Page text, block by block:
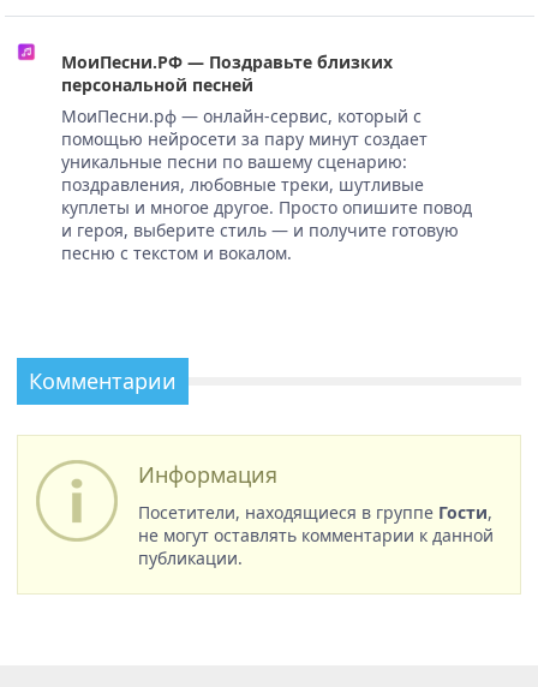
МоиПесни.РФ — Поздравьте близких
персональной песней
МоиПесни.рф — онлайн-сервис, который с
помощью нейросети за пару минут создает
уникальные песни по вашему сценарию:
поздравления, любовные треки, шутливые
куплеты и многое другое. Просто опишите повод
и героя, выберите стиль — и получите готовую
песню с текстом и вокалом.
Комментарии
Информация
Посетители, находящиеся в группе Гости,
не могут оставлять комментарии к данной
публикации.